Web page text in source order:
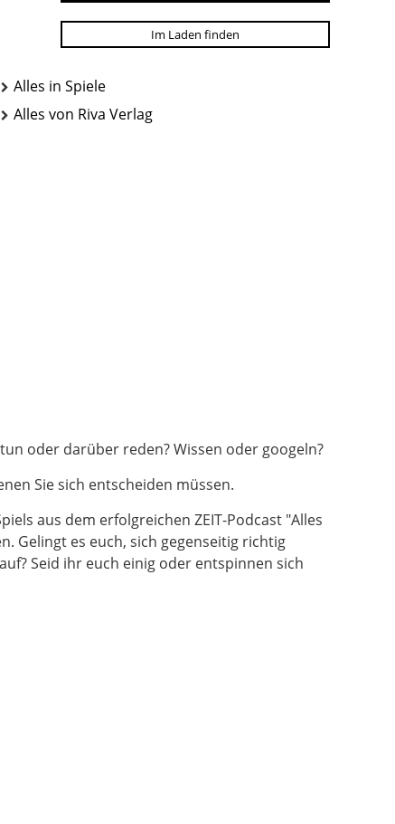
Im Laden finden
Alles in Spiele
Alles von Riva Verlag
oder darüber reden? Wissen oder googeln?
Sie sich entscheiden müssen.
aus dem erfolgreichen ZEIT-Podcast "Alles
Gelingt es euch, sich gegenseitig richtig
Seid ihr euch einig oder entspinnen sich